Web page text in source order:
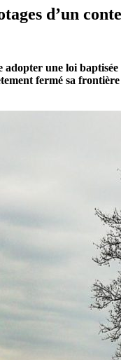
d’un
une loi
fermé sa frontière